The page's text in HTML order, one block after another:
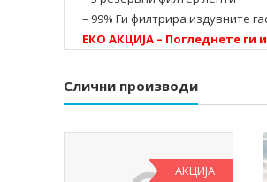
– 99% Ги филтрира издувните
ЕКО АКЦИЈА – Погледнете ги
Слични производи
АКЦИЈА